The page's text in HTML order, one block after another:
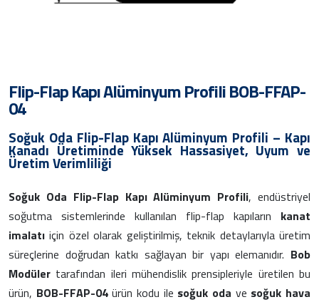
Flip-Flap Kapı Alüminyum Profili BOB-FFAP-
04
Soğuk Oda Flip-Flap Kapı Alüminyum Profili – Kapı
Kanadı Üretiminde Yüksek Hassasiyet, Uyum ve
Üretim Verimliliği
Soğuk Oda Flip-Flap Kapı Alüminyum Profili, endüstriyel
soğutma sistemlerinde kullanılan flip-flap kapıların kanat
imalatı için özel olarak geliştirilmiş, teknik detaylarıyla üretim
süreçlerine doğrudan katkı sağlayan bir yapı elemanıdır. Bob
Modüler tarafından ileri mühendislik prensipleriyle üretilen bu
ürün, BOB-FFAP-04ürün kodu ile soğuk oda ve soğuk hava